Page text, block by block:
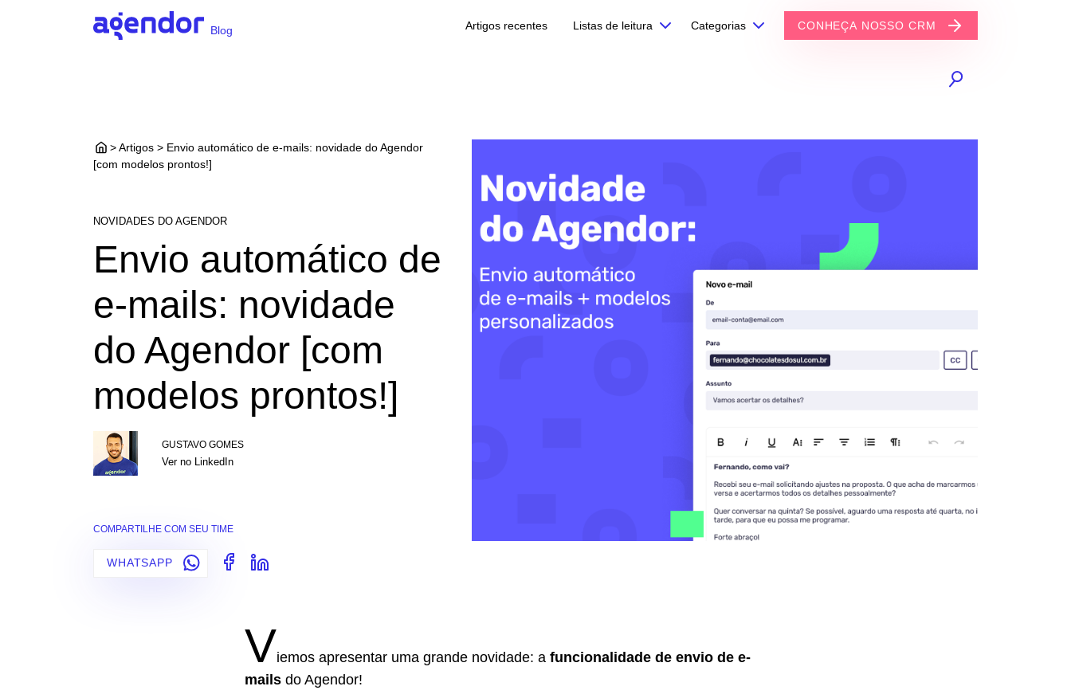
Blog Artigos recentes Listas de leitura Categorias CONHEÇA NOSSO CRM
> Artigos > Envio automático de e-mails: novidade do Agendor
[com modelos prontos!]
NOVIDADES DO AGENDOR
Envio automático de
e-mails: novidade
do Agendor [com
modelos prontos!]
GUSTAVO GOMES
Ver no LinkedIn
COMPARTILHE COM SEU TIME
WHATSAPP
Viemos apresentar uma grande novidade: a funcionalidade de envio de e-
mails do Agendor!